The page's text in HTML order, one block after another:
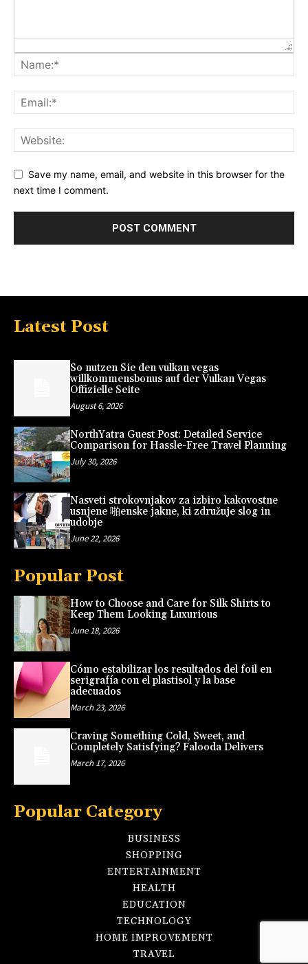
Save my name, email, and website in this browser for the
next time I comment.
Latest Post
So nutzen Sie den vulkan vegas
willkommensbonus auf der Vulkan Vegas
Offizielle Seite
August 6, 2026
NorthYatra Guest Post: Detailed Service
Comparison for Hassle-Free Travel Planning
July 30, 2026
Nasveti strokovnjakov za izbiro kakovostne
usnjene 啪enske jakne, ki združuje slog in
udobje
June 22, 2026
Popular Post
How to Choose and Care for Silk Shirts to
Keep Them Looking Luxurious
June 18, 2026
Cómo estabilizar los resultados del foil en
serigrafía con el plastisol y la base
adecuados
March 23, 2026
Craving Something Cold, Sweet, and
Completely Satisfying? Falooda Delivers
March 17, 2026
Popular Category
BUSINESS
SHOPPING
ENTERTAINMENT
HEALTH
EDUCATION
TECHNOLOGY
HOME IMPROVEMENT
TRAVEL